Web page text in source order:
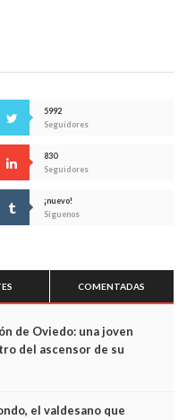
5992
Seguidores
830
Seguidores
¡nuevo!
Síguenos
COMENTADAS
de Oviedo: una joven
del ascensor de su
captan sus últimos minutos
el valdesano que